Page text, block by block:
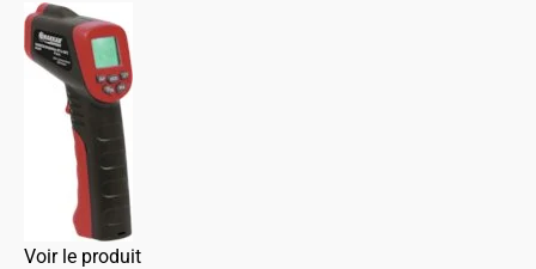
Voir le produit